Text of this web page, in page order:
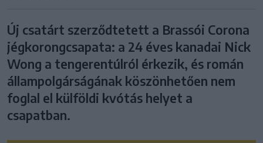
Új csatárt szerződtetett a Brassói Corona
jégkorongcsapata: a 24 éves kanadai Nick
Wong a tengerentúlról érkezik, és román
állampolgárságának köszönhetően nem
foglal el külföldi kvótás helyet a
csapatban.